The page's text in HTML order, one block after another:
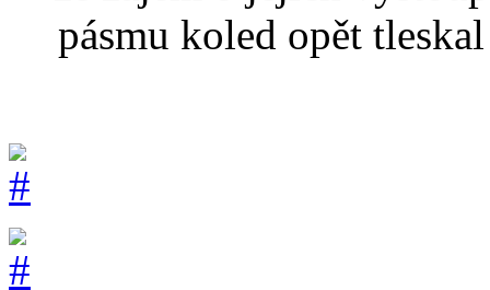
pásmu koled opět